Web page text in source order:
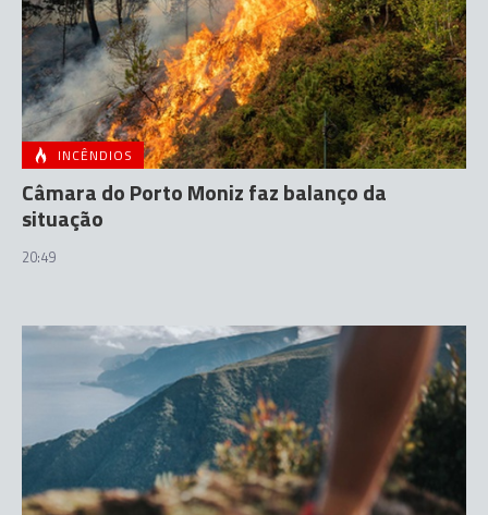
INCÊNDIOS
Câmara do Porto Moniz faz balanço da
situação
20:49